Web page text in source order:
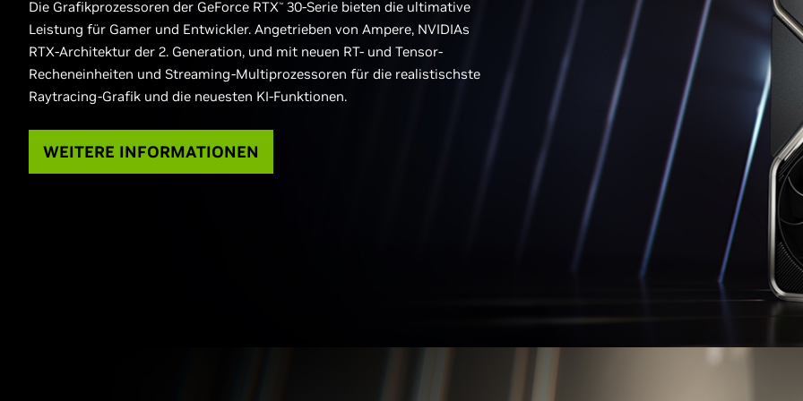
Die Grafikprozessoren der GeForce RTX™ 30-Serie bieten die ultimative
Leistung für Gamer und Entwickler. Angetrieben von Ampere, NVIDIAs
RTX-Architektur der 2. Generation, und mit neuen RT- und Tensor-
Recheneinheiten und Streaming-Multiprozessoren für die realistischste
Raytracing-Grafik und die neuesten KI-Funktionen.
WEITERE INFORMATIONEN